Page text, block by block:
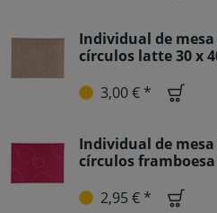
Individual de
círculos latte 30 x
3,00 € *
Individual de
círculos framboesa
2,95 € *